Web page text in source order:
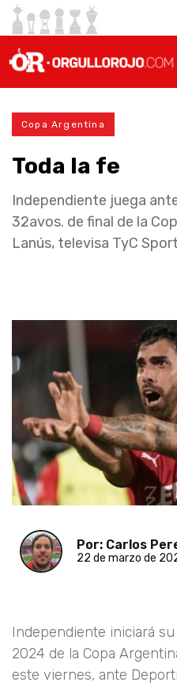
Copa Argentina
Toda la fe
Independiente juega
32avos. de final de la
Lanús, televisa TyC
Por: Carlos
22 de marzo de
Independiente iniciará
2024 de la Copa
este viernes, ante